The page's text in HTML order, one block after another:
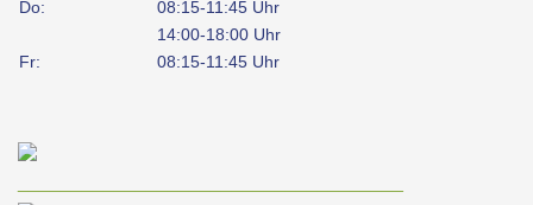
Do:
08:15-11:45 Uhr
14:00-18:00 Uhr
Fr:
08:15-11:45 Uhr